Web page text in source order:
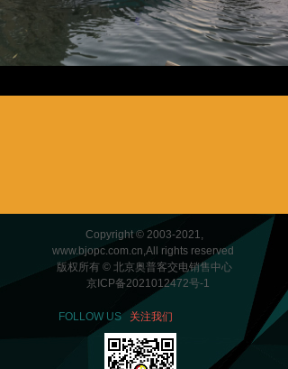
Copyright © 2003-2021,
www.bjopc.com.cn,All rights reserved
版权所有 © 北京奥普客交电销售中心
京ICP备2021012472号-1
FOLLOW US 关注我们